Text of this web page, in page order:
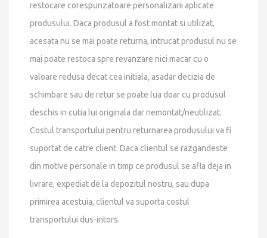
restocare corespunzatoare personalizarii aplicate
produsului. Daca produsul a fost montat si utilizat,
acesata nu se mai poate returna, intrucat produsul nu se
mai poate restoca spre revanzare nici macar cu o
valoare redusa decat cea initiala, asadar decizia de
schimbare sau de retur se poate lua doar cu produsul
deschis in cutia lui originala dar nemontat/neutilizat.
Costul transportului pentru returnarea produsului va fi
suportat de catre client. Daca clientul se razgandeste
din motive personale in timp ce produsul se afla deja in
livrare, expediat de la depozitul nostru, sau dupa
primirea acestuia, clientul va suporta costul
transportului dus-intors.